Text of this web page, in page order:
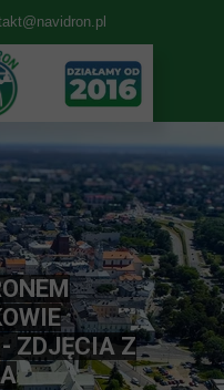
ZDJĘCIA Z